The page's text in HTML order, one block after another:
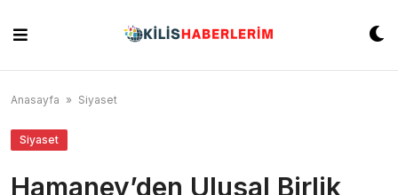
content
Anasayfa » Siyaset
Siyaset
Hamaney’den Ulusal Birlik